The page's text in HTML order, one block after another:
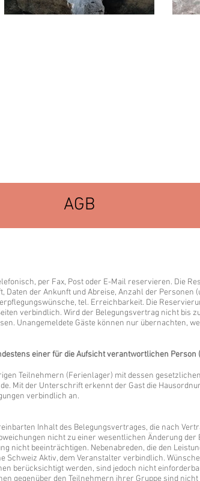
AGB
per Fax, Post oder E-Mail reservieren. Die
Daten der Ankunft und Abreise, Anzahl der Personen
tel. Erreichbarkeit. Die
verbindlich. Wird der Belegungsvertrag nicht bis
Unangemeldete Gäste können nur übernachten,
einer für die Aufsicht verantwortlichen
Teilnehmern (Ferienlager) mit dessen
Mit der Unterschrift erkennt der Gast die
verbindlich an.
Inhalt des Belegungsvertrages, die nach
nicht zu einer wesentlichen Änderung
nicht beeinträchtigen. Nebenabreden, die den
Schweiz Aktiv, dem Veranstalter verbindlich.
berücksichtigt werden, sind jedoch nicht
gegenüber den Teilnehmern ihrer Gruppe sind